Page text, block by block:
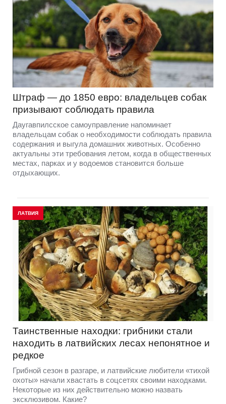
Штраф — до 1850 евро: владельцев собак
призывают соблюдать правила
Даугавпилсское самоуправление напоминает
владельцам собак о необходимости соблюдать правила
содержания и выгула домашних животных. Особенно
актуальны эти требования летом, когда в общественных
местах, парках и у водоемов становится больше
отдыхающих.
ЛАТВИЯ
Таинственные находки: грибники стали
находить в латвийских лесах непонятное и
редкое
Грибной сезон в разгаре, и латвийские любители «тихой
охоты» начали хвастать в соцсетях своими находками.
Некоторые из них действительно можно назвать
эксклюзивом. Какие?